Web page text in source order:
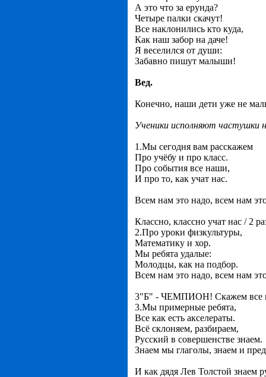
А это что за ерунда?
Четыре палки скачут!
Все наклонились кто куда,
Как наш забор на даче!
Я веселился от души:
Забавно пишут малыши!
Вед.
Конечно, наши дети уже не
Ученики исполняют частушки
1.Мы сегодня вам расскажем
Про учёбу и про класс.
Про события все наши,
И про то, как учат нас.
Всем нам это надо, всем нам
Классно, классно учат нас / 2
2.Про уроки физкультуры,
Математику и хор.
Мы ребята удалые:
Молодцы, как на подбор.
Всем нам это надо, всем нам
3"Б" - ЧЕМПИОН! Скажем все
3.Мы примерные ребята,
Все как есть акселераты.
Всё склоняем, разбираем,
Русский в совершенстве знаем.
Знаем мы глаголы, знаем и
И как дядя Лев Толстой знаем